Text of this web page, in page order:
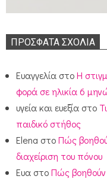
ΠΡΌΣΦΑΤΑ ΣΧΌΛΙΑ
Ευαγγελία στοΗ
φορά σε ηλικία 6
υγεία και ευεξία στο
παιδικό στήθος
Elena στοΠώς
διαχείριση του πόνου
Ευα στοΠώς βοηθούν